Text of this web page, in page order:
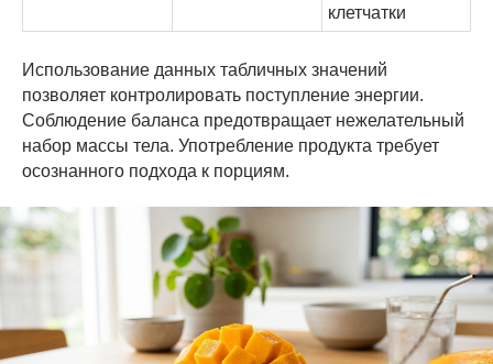
клетчатки
Использование данных табличных значений
позволяет контролировать поступление энергии.
Соблюдение баланса предотвращает нежелательный
набор массы тела. Употребление продукта требует
осознанного подхода к порциям.